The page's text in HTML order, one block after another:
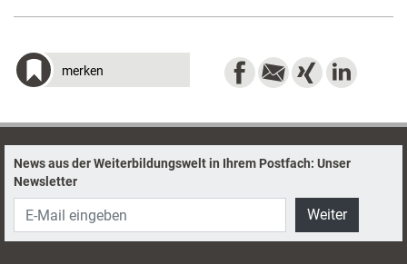
merken
News aus der Weiterbildungswelt in Ihrem Postfach: Unser
Newsletter
Weiter